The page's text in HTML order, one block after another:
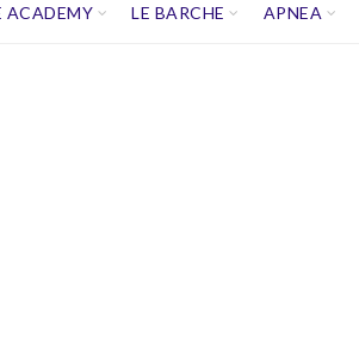
ACADEMY LE BARCHE APNEA